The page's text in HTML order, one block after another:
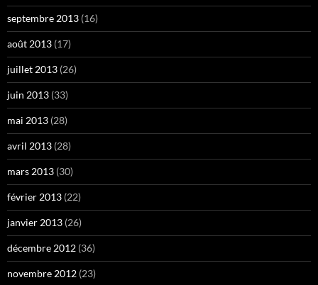
septembre 2013 (16)
août 2013 (17)
juillet 2013 (26)
juin 2013 (33)
mai 2013 (28)
avril 2013 (28)
mars 2013 (30)
février 2013 (22)
janvier 2013 (26)
décembre 2012 (36)
novembre 2012 (23)